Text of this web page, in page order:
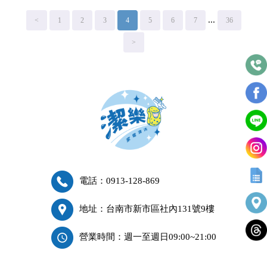
< 1 2 3 4 5 6 7 ... 36
>
電話：0913-128-869
地址：台南市新市區社內131號9樓
營業時間：週一至週日09:00~21:00